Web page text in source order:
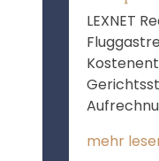
LEXNET
mehr